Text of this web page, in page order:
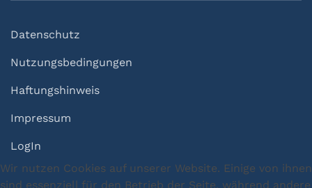
Datenschutz
Nutzungsbedingungen
Haftungshinweis
Impressum
LogIn
Wir nutzen Cookies auf unserer Website. Einige von ihnen
sind essenziell für den Betrieb der Seite, während andere